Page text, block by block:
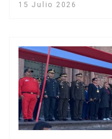
15 Julio 2026